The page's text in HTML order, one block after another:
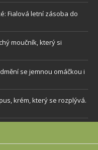
Fialová letní zásoba do
moučník, který si
se jemnou omáčkou i
krém, který se rozplývá.